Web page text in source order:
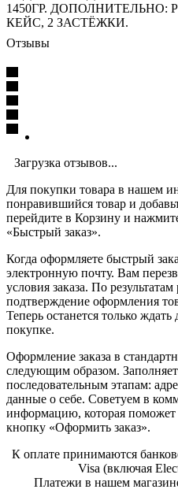
1450ГР. ДОПОЛНИТЕЛЬНО:
КЕЙС, 2 ЗАСТЁЖКИ.
Отзывы
Загрузка отзывов...
Для покупки товара в нашем
понравившийся товар и
перейдите в Корзину и
«Быстрый заказ».
Когда оформляете быстрый
электронную почту. Вам
условия заказа. По
подтверждение оформления
Теперь останется только
покупке.
Оформление заказа в
следующим образом.
последовательным этапам:
данные о себе. Советуем в
информацию, которая
кнопку «Оформить заказ».
К оплате принимаются
Visa (включая
Платежи в нашем